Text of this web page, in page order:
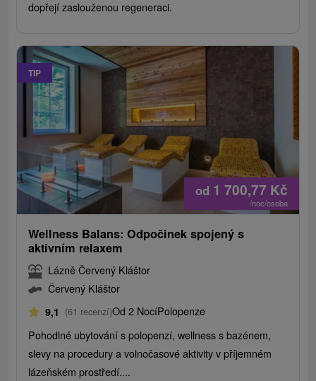
dopřejí zaslouženou regeneraci.
TIP
od 1 700,77 Kč
/noc/osoba
Wellness Balans: Odpočinek spojený s
aktivním relaxem
Lázně Červený Kláštor
Červený Kláštor
9,1 (61 recenzí)Od 2 NocíPolopenze
Pohodlné ubytování s polopenzí, wellness s bazénem, ​​
slevy na procedury a volnočasové aktivity v příjemném
lázeňském prostředí....